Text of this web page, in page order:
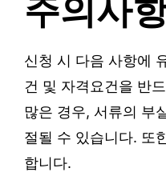
주의사
신청 시 다음 사항에
건 및 자격요건을 반
많은 경우, 서류의 부
절될 수 있습니다. 또
합니다.